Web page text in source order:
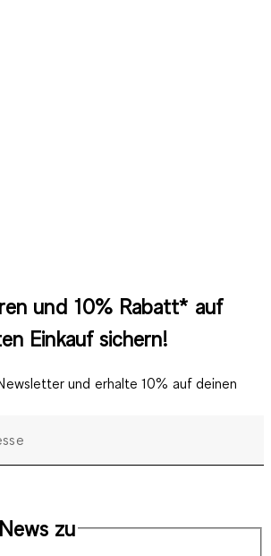
und 10% Rabatt* auf
Einkauf sichern!
und erhalte 10% auf deinen
zu